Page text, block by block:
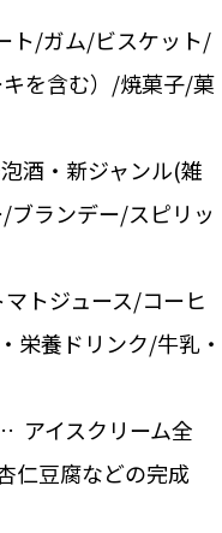
/ガム/ビスケット/
を含む）/焼菓子/菓
酒・新ジャンル(雑
ランデー/スピリッ
トジュース/コーヒ
栄養ドリンク/牛乳・
アイスクリーム全
仁豆腐などの完成